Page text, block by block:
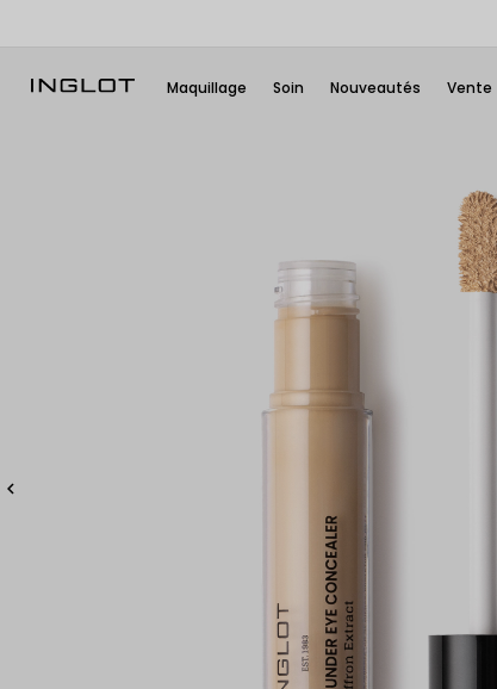
Maquillage Soin Nouveautés Vente
